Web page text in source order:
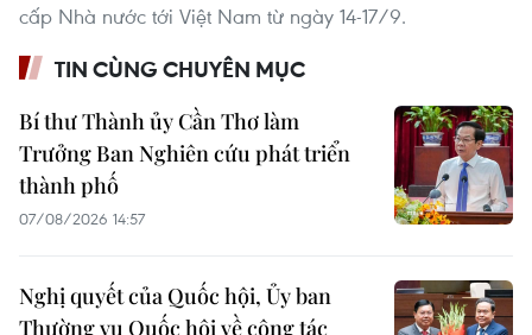
cấp Nhà nước tới Việt Nam từ ngày 14-17/9.
TIN CÙNG CHUYÊN MỤC
Bí thư Thành ủy Cần Thơ làm
Trưởng Ban Nghiên cứu phát triển
thành phố
07/08/2026 14:57
Nghị quyết của Quốc hội, Ủy ban
Thường vụ Quốc hội về công tác